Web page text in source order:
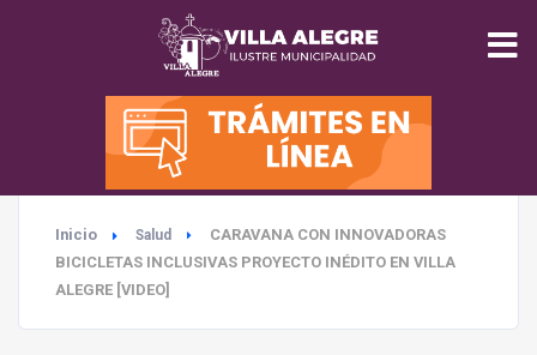
INICIO
MUNICIPALIDAD
SEGURIDAD
Inicio Salud
CARAVANA CON INNOVADORAS
BICICLETAS INCLUSIVAS PROYECTO INÉDITO EN VILLA
ALEGRE [VIDEO]